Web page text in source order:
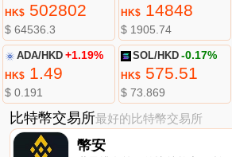
HK$502802
$ 64536.3
HK$ 14848
$ 1905.74
ADA/HKD +1.19%
HK$1.49
$ 0.191
SOL/HKD -0.17%
HK$ 575.51
$ 73.869
比特幣交易所最好的比特幣交易所
幣安